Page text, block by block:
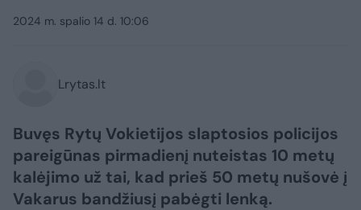
2024 m. spalio 14 d. 10:06
Lrytas.lt
Buvęs Rytų Vokietijos slaptosios policijos
pareigūnas pirmadienį nuteistas 10 metų
kalėjimo už tai, kad prieš 50 metų nušovė į
Vakarus bandžiusį pabėgti lenką.